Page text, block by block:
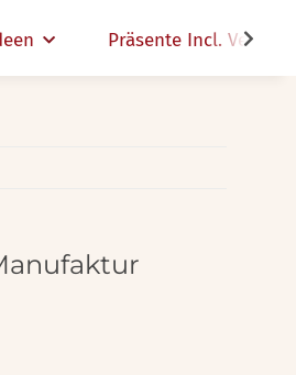
Präsente Incl. Versand